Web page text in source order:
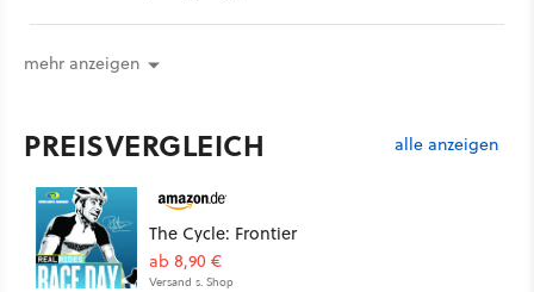
mehr anzeigen
PREISVERGLEICH alle anzeigen
The Cycle: Frontier
ab 8,90 €
Versand s. Shop